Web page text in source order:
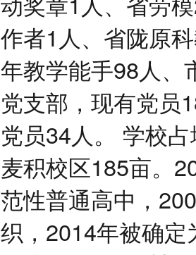
作者1人、省陇原
年教学能手98人、
党支部，现有党员
党员34人。 学校
麦积校区185亩。
范性普通高中，
织，2014年被确定